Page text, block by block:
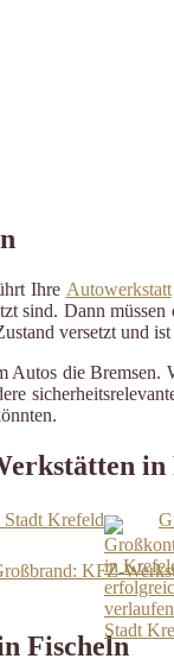
Ihre Autowerkstatt
sind. Dann
versetzt und
Autos die
in
Stadt Krefeld
KFZ-
Fischeln